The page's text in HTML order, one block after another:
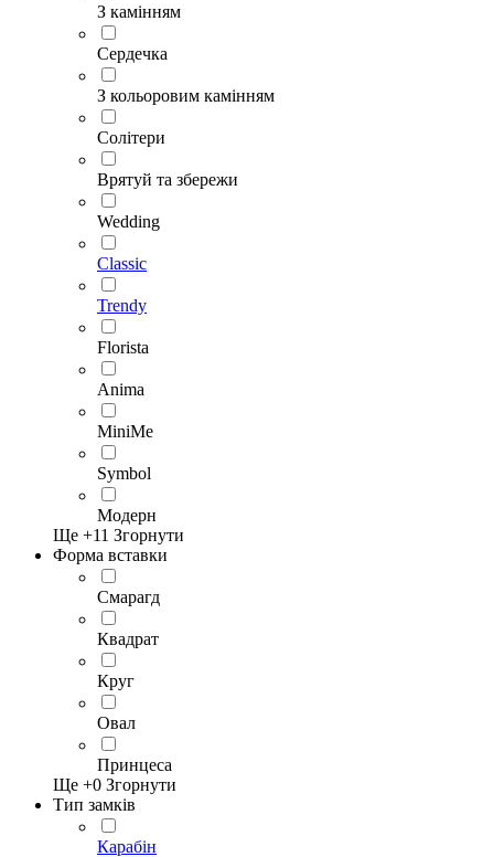
З камінням
Сердечка
З кольоровим камінням
Солітери
Врятуй та збережи
Wedding
Classic
Trendy
Florista
Anima
MiniMe
Symbol
Модерн
Ще +11 Згорнути
Форма вставки
Смарагд
Квадрат
Круг
Овал
Принцеса
Ще +0 Згорнути
Тип замків
Карабін